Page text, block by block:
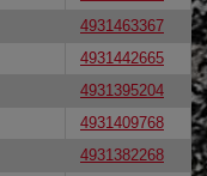
4931463367
4931442665
4931395204
4931409768
4931382268